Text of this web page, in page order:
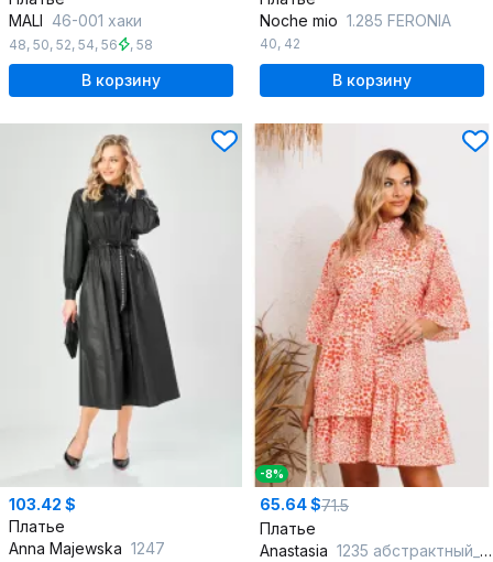
MALI 46-001 хаки
48, 50, 52, 54, 56 , 58
В корзину
Noche mio 1.285 FERONIA
40, 42
В корзину
103.42 $
Платье
Anna Majewska 1247
-8%
65.64 $71.5
Платье
Anastasia 1235 абстрактный_принт(молочно-оранжевый)